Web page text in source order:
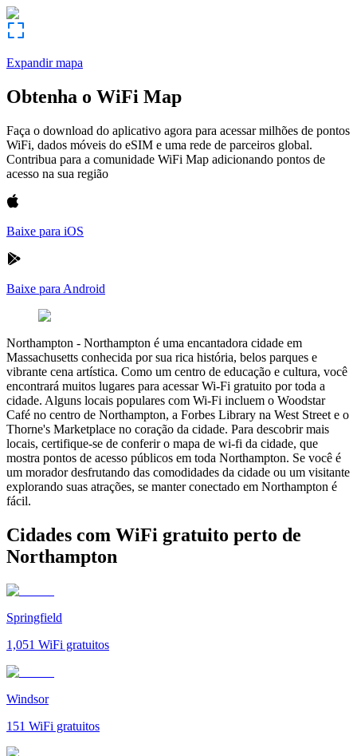
Expandir mapa
Obtenha o WiFi Map
Faça o download do aplicativo agora para acessar milhões de pontos
WiFi, dados móveis do eSIM e uma rede de parceiros global.
Contribua para a comunidade WiFi Map adicionando pontos de
acesso na sua região
Baixe para iOS
Baixe para Android
Northampton - Northampton é uma encantadora cidade em
Massachusetts conhecida por sua rica história, belos parques e
vibrante cena artística. Como um centro de educação e cultura, você
encontrará muitos lugares para acessar Wi-Fi gratuito por toda a
cidade. Alguns locais populares com Wi-Fi incluem o Woodstar
Café no centro de Northampton, a Forbes Library na West Street e o
Thorne's Marketplace no coração da cidade. Para descobrir mais
locais, certifique-se de conferir o mapa de wi-fi da cidade, que
mostra pontos de acesso públicos em toda Northampton. Se você é
um morador desfrutando das comodidades da cidade ou um visitante
explorando suas atrações, se manter conectado em Northampton é
fácil.
Cidades com WiFi gratuito perto de
Northampton
Springfield
1,051 WiFi gratuitos
Windsor
151 WiFi gratuitos